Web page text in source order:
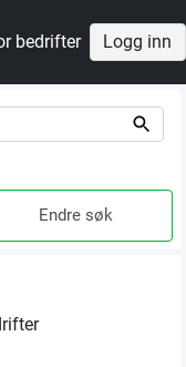
bedrifter Logg inn